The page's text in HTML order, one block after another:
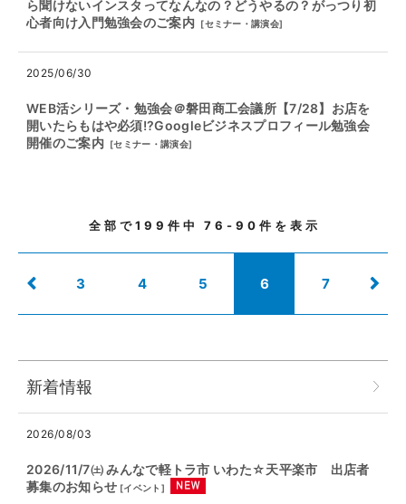
ら聞けないインスタってなんなの？どうやるの？がっつり初
心者向け入門勉強会のご案内 [セミナー・講演会]
2025/06/30
WEB活シリーズ・勉強会＠磐田商工会議所【7/28】お店を
開いたらもはや必須!?Googleビジネスプロフィール勉強会
開催のご案内 [セミナー・講演会]
全部で199 件中76-90 件を表示
3 4 5 6 7
新着情報
2026/08/03
2026/11/7㈯ みんなで軽トラ市 いわた☆天平楽市 出店者
募集のお知らせ [イベント ]